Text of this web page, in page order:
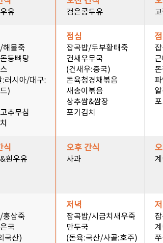
유
해물죽
등뼈탕
:러시아/대구:
)
추무침
식
흰우유
홍삼죽
국
국산)
검은콩두유
점심
잡곡밥/두부황태죽
건새우무국
(건새우:중국)
돈육청경채볶음
새송이볶음
상추쌈&쌈장
포기김치
오후 간식
사과
저녁
잡곡밥/시금치새우죽
만두국
(돈육:국산/사골:호주)
파